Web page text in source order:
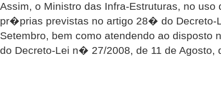
Assim, o Ministro das Infra-Estruturas, no
pr�prias previstas no artigo 28� do
Setembro, bem como atendendo ao
do Decreto-Lei n� 27/2008, de 11 de Agosto,